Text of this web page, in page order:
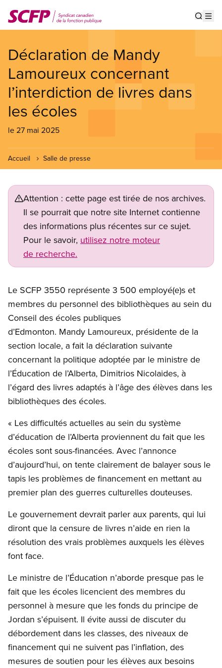
au
contenu
Déclaration de Mandy
Lamoureux concernant
l’interdiction de livres dans
les écoles
le 27 mai 2025
Accueil Salle de presse
Attention : cette page est tirée de nos archives.
Il se pourrait que notre site Internet contienne
des informations plus récentes sur ce sujet.
Pour le savoir, utilisez notre moteur
de recherche.
Le SCFP 3550 représente 3 500 employé(e)s et
membres du personnel des bibliothèques au sein du
Conseil des écoles publiques
d’Edmonton. Mandy Lamoureux, présidente de la
section locale, a fait la déclaration suivante
concernant la politique adoptée par le ministre de
l’Éducation de l’Alberta, Dimitrios Nicolaides, à
l’égard des livres adaptés à l’âge des élèves dans les
bibliothèques des écoles.
« Les difficultés actuelles au sein du système
d’éducation de l’Alberta proviennent du fait que les
écoles sont sous-financées. Avec l’annonce
d’aujourd’hui, on tente clairement de balayer sous le
tapis les problèmes de financement en mettant au
premier plan des guerres culturelles douteuses.
Le gouvernement devrait parler aux parents, qui lui
diront que la censure de livres n’aide en rien la
résolution des vrais problèmes auxquels les élèves
font face.
Le ministre de l’Éducation n’aborde presque pas le
fait que les écoles licencient des membres du
personnel à mesure que les fonds du principe de
Jordan s’épuisent. Il évite aussi de discuter du
débordement dans les classes, des niveaux de
financement qui ne suivent pas l’inflation, des
mesures de soutien pour les élèves aux besoins